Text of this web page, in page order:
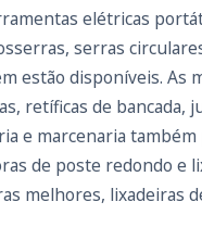
elétricas
serras
disponíveis. As
retíficas de
e marcenaria
de poste redondo e
melhores, lixadeiras